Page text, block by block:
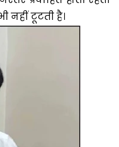
नहीं टूटती है।